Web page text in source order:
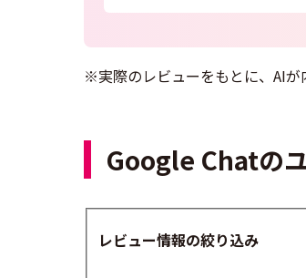
※実際のレビューをもとに、AIが
Google Chatの
レビュー情報の絞り込み